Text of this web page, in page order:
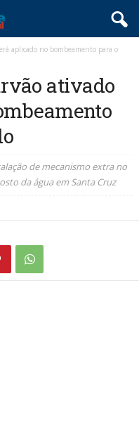
aplicado no bombeamento para o
ativado
de mecanismo extra no
da água em Santa Cruz